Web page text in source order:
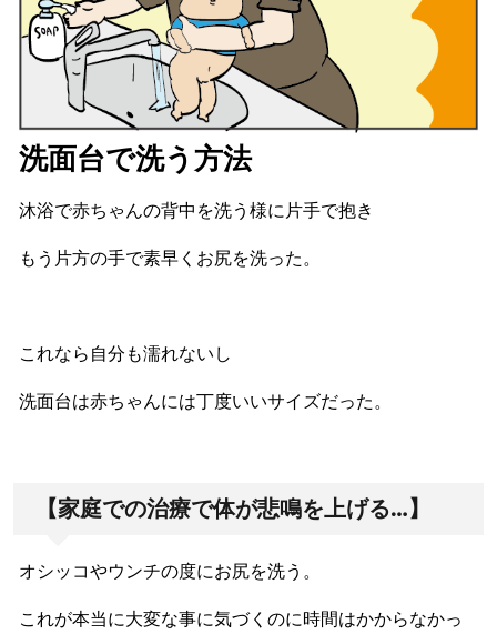
洗面台で洗う方法
沐浴で赤ちゃんの背中を洗う様に片手で抱き
もう片方の手で素早くお尻を洗った。
これなら自分も濡れないし
洗面台は赤ちゃんには丁度いいサイズだった。
【家庭での治療で体が悲鳴を上げる…】
オシッコやウンチの度にお尻を洗う。
これが本当に大変な事に気づくのに時間はかからなかっ